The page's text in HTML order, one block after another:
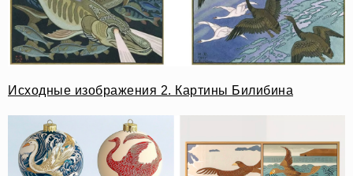
Исходные изображения 2. Картины Билибина